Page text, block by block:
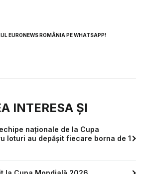
EURONEWS ROMÂNIA PE WHATSAPP!
INTERESA ȘI
naționale de la Cupa
loturi au depășit fiecare borna de 1